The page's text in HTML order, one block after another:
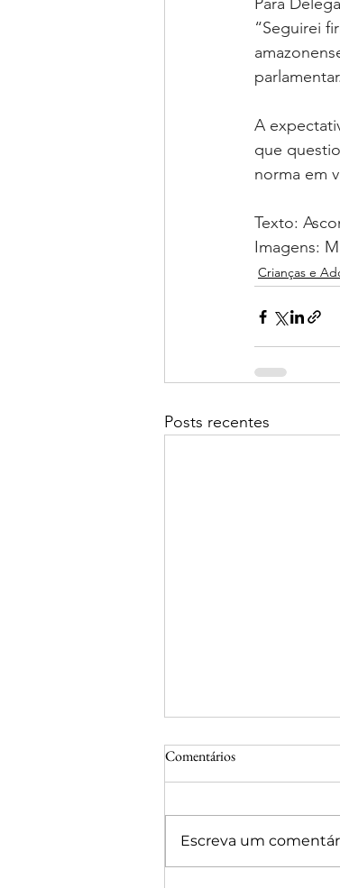
“Seguirei
parlamentar.
A
que
norma em
Texto:
Imagens:
Crianças e
Posts recentes
Comentários
Escreva um